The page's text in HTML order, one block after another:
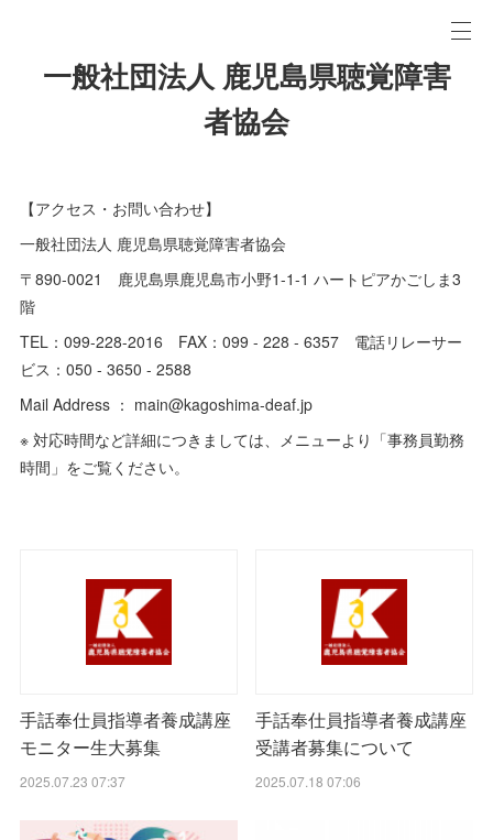
一般社団法人 鹿児島県聴覚障害
者協会
【アクセス・お問い合わせ】
一般社団法人 鹿児島県聴覚障害者協会
〒890-0021 鹿児島県鹿児島市小野1-1-1 ハートピアかごしま3
階
TEL：099-228-2016 FAX：099 - 228 - 6357 電話リレーサー
ビス：050 - 3650 - 2588
Mail Address ： main@kagoshima-deaf.jp
※ 対応時間など詳細につきましては、メニューより「事務員勤務
時間」をご覧ください。
手話奉仕員指導者養成講座
モニター生大募集
2025.07.23 07:37
手話奉仕員指導者養成講座
受講者募集について
2025.07.18 07:06